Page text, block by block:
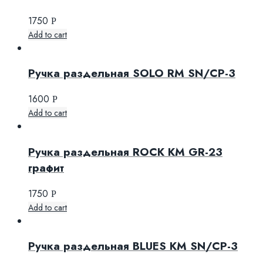
1750 Р
Add to cart
Ручка раздельная SOLO RM SN/CP-3
1600 Р
Add to cart
Ручка раздельная ROCK KM GR-23
графит
1750 Р
Add to cart
Ручка раздельная BLUES KM SN/CP-3